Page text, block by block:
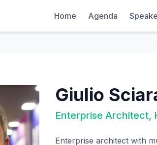
Home Agenda
Giulio
Enterprise Architect,
Enterprise architect with